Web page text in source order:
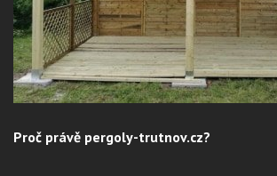
Proč právě pergoly-trutnov.cz?